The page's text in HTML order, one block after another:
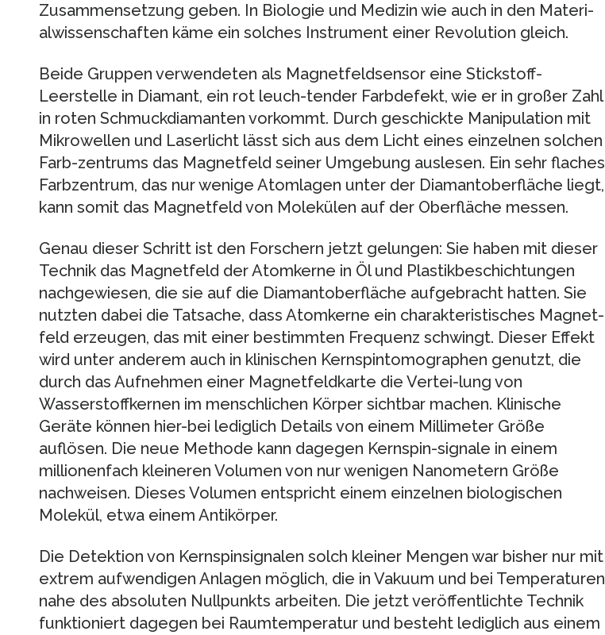
Zusammensetzung geben. In Biologie und Medizin wie auch in den Materi-
alwissenschaften käme ein solches Instrument einer Revolution gleich.
Beide Gruppen verwendeten als Magnetfeldsensor eine Stickstoff-
Leerstelle in Diamant, ein rot leuch-tender Farbdefekt, wie er in großer Zahl
in roten Schmuckdiamanten vorkommt. Durch geschickte Manipulation mit
Mikrowellen und Laserlicht lässt sich aus dem Licht eines einzelnen solchen
Farb-zentrums das Magnetfeld seiner Umgebung auslesen. Ein sehr flaches
Farbzentrum, das nur wenige Atomlagen unter der Diamantoberfläche liegt,
kann somit das Magnetfeld von Molekülen auf der Oberfläche messen.
Genau dieser Schritt ist den Forschern jetzt gelungen: Sie haben mit dieser
Technik das Magnetfeld der Atomkerne in Öl und Plastikbeschichtungen
nachgewiesen, die sie auf die Diamantoberfläche aufgebracht hatten. Sie
nutzten dabei die Tatsache, dass Atomkerne ein charakteristisches Magnet-
feld erzeugen, das mit einer bestimmten Frequenz schwingt. Dieser Effekt
wird unter anderem auch in klinischen Kernspintomographen genutzt, die
durch das Aufnehmen einer Magnetfeldkarte die Vertei-lung von
Wasserstoffkernen im menschlichen Körper sichtbar machen. Klinische
Geräte können hier-bei lediglich Details von einem Millimeter Größe
auflösen. Die neue Methode kann dagegen Kernspin-signale in einem
millionenfach kleineren Volumen von nur wenigen Nanometern Größe
nachweisen. Dieses Volumen entspricht einem einzelnen biologischen
Molekül, etwa einem Antikörper.
Die Detektion von Kernspinsignalen solch kleiner Mengen war bisher nur mit
extrem aufwendigen Anlagen möglich, die in Vakuum und bei Temperaturen
nahe des absoluten Nullpunkts arbeiten. Die jetzt veröffentlichte Technik
funktioniert dagegen bei Raumtemperatur und besteht lediglich aus einem